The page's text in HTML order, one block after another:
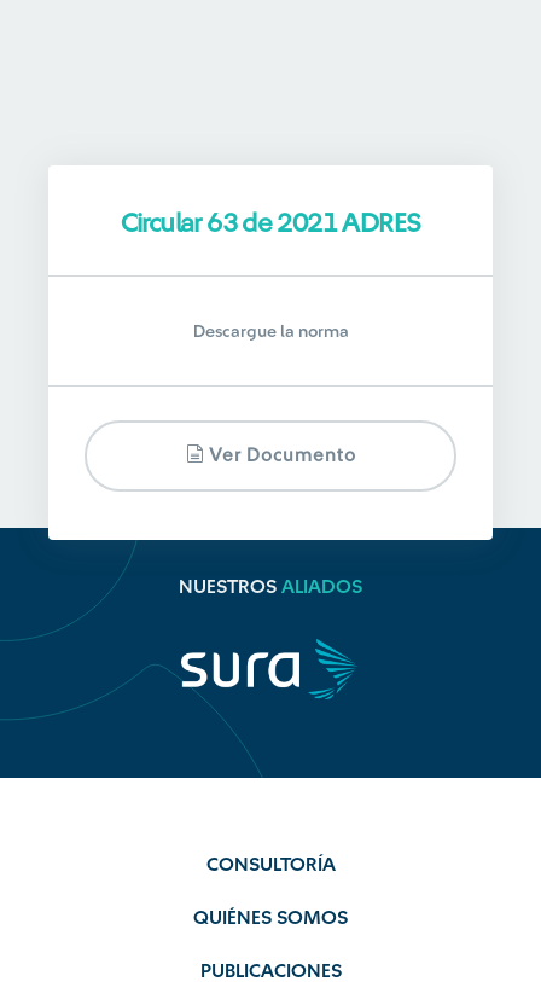
Circular 63 de 2021 ADRES
Descargue la norma
Ver Documento
NUESTROS ALIADOS
CONSULTORÍA
QUIÉNES SOMOS
PUBLICACIONES